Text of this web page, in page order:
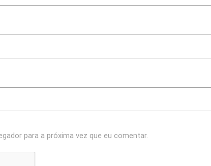
para a próxima vez que eu comentar.